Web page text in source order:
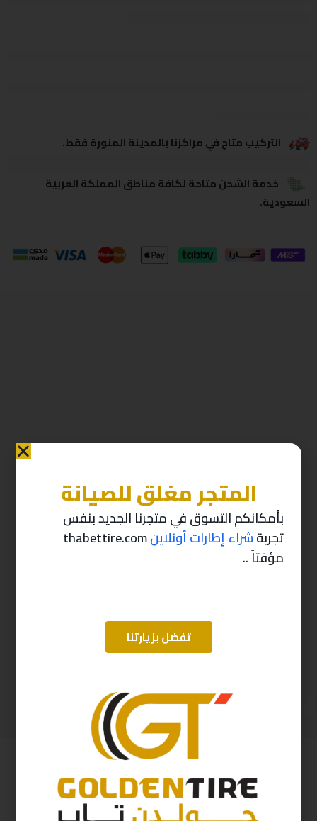
التركيب متاح في مراكزنا بالمدينة المنورة فقط.
خدمة الشحن متاحة لكافة مناطق المملكة العربية
السعودية.
منتجات ذات صله
( شامل الضريبة )
-10%
1,006ر.س 906
المتجر مغلق للصيانة
بأمكانكم التسوق في متجرنا الجديد بنفس
تجربةشراء إطارات أونلاينthabettire.com
مؤقتاً ..
تفضل بزيارتنا